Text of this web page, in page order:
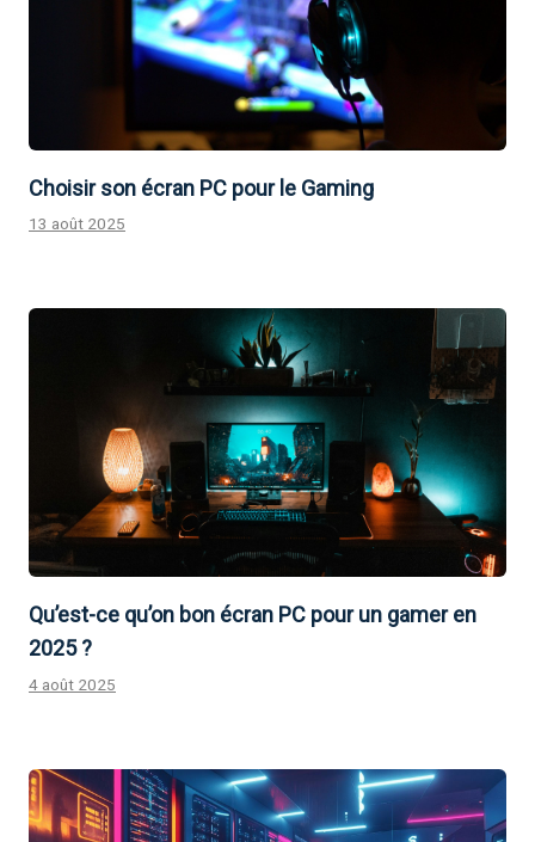
Choisir son écran PC pour le Gaming
13 août 2025
Qu’est-ce qu’on bon écran PC pour un gamer en
2025 ?
4 août 2025